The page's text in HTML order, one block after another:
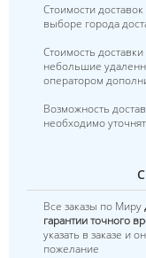
Стоимости
выборе города
Стоимость
небольшие
оператором
Возможность
необходимо
Все заказы по Миру
гарантии точного
указать в заказе и
пожелание